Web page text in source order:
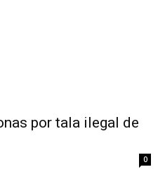
por tala ilegal de
0